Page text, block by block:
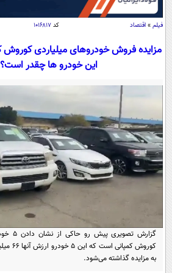
اقتصاد
اقتصادی
خودرو
جامعه
اجتماعی
حوادث
سلامت
یک برش دانایی
محیط زیست
سفر و تفریح
ورزشی
بین الملل
فرهنگ و هنر
علم و دانش
فناوری و It
علمی
اخبار کریپتو
قرآن
گوناگون
سرگرمی
باشگاه مغز
مجله تصویری سلاح
فیلم
اقتصاد
ورزش
عصر ایران 2
خواندنی ها و دیدنی ها
آموزش زبان
فیلم » اقتصاد کد۱۰۱۶۸۱۷
این خودرو ها چقدر
گزارش
به مزایده گذاشته می‌شود.